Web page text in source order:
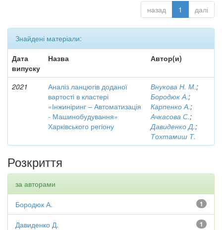
назад 1 далі
Знайдені матеріали:
Дата
випуску
Назва Автор(и)
2021
Аналіз ланцюгів доданої
вартості в кластері
«Інжиніринг – Автоматизація
- Машинобудування»
Харківського регіону
Внукова Н. М.;
Бородюк А.;
Карпенко А.;
Ачкасова С.;
Давиденко Д.;
Тохтамиш Т.
Розкриття
за авторами
1
Бородюк А.
1
Давиденко Д.